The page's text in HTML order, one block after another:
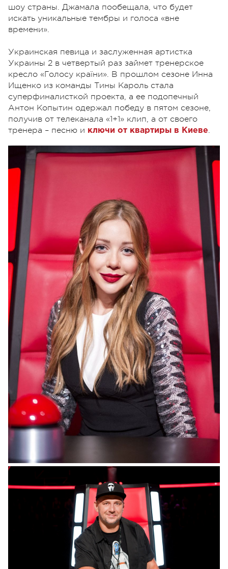
шоу страны. Джамала пообещала, что будет
искать уникальные тембры и голоса «вне
времени».
Украинская певица и заслуженная артистка
Украины 2 в четвертый раз займет тренерское
кресло «Голосу країни». В прошлом сезоне Инна
Ищенко из команды Тины Кароль стала
суперфиналисткой проекта, а ее подопечный
Антон Копытин одержал победу в пятом сезоне,
получив от телеканала «1+1» клип, а от своего
тренера – песню и ключи от квартиры в Киеве.
ЧИТАЙТЕ ТАКЖЕ:
Антон Копытин: "Моя жена
готова встать на колени перед Тиной Кароль"
Популярный украинский певец и успешный
продюсер Потап станет тренером «Голосу країни»
в третий раз. Вместе с участниками второго
сезона детского проекта Потап объездил всю
Украину с концертным туром «Потап.Діти».